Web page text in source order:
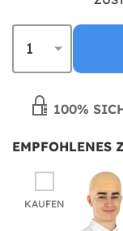
100%
EMPFOHLENES
KAUFEN